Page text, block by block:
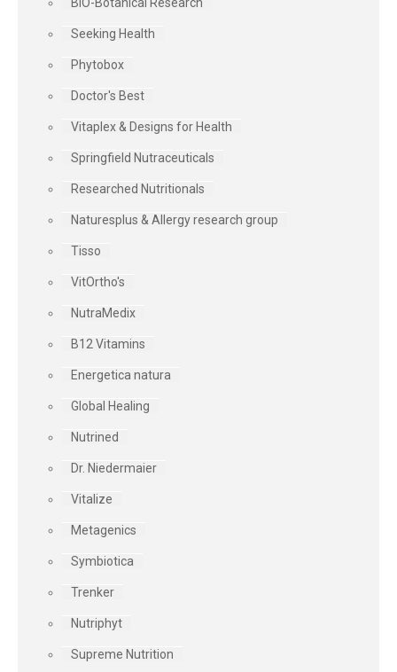
Seeking Health
Phytobox
Doctor's Best
Vitaplex & Designs for Health
Springfield Nutraceuticals
Researched Nutritionals
Naturesplus & Allergy research group
Tisso
VitOrtho's
NutraMedix
B12 Vitamins
Energetica natura
Global Healing
Nutrined
Dr. Niedermaier
Vitalize
Metagenics
Symbiotica
Trenker
Nutriphyt
Supreme Nutrition